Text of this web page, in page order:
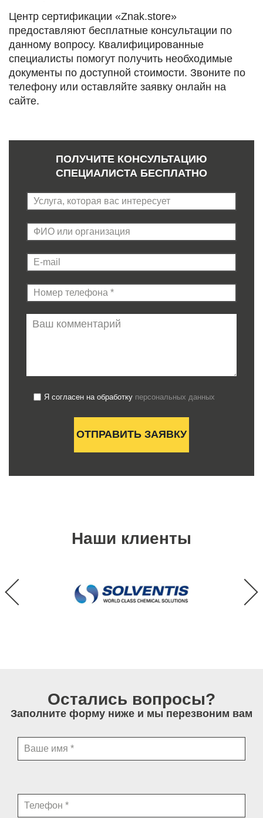
Центр сертификации «Znak.store»
предоставляют бесплатные консультации по
данному вопросу. Квалифицированные
специалисты помогут получить необходимые
документы по доступной стоимости. Звоните по
телефону или оставляйте заявку онлайн на
сайте.
ПОЛУЧИТЕ КОНСУЛЬТАЦИЮ
СПЕЦИАЛИСТА БЕСПЛАТНО
Я согласен на обработку персональных данных
Наши клиенты
Остались вопросы?
Заполните форму ниже и мы перезвоним вам